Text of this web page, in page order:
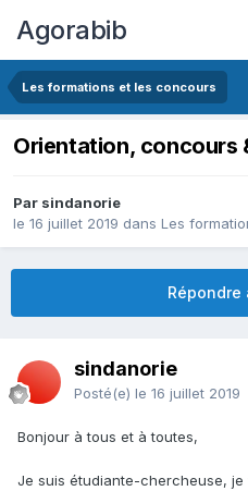
Agorabib
Les formations et les concours
Orientation, concours
Par sindanorie
le 16 juillet 2019 dans Les
Répondre
sindanorie
Posté(e) le 16 juillet 2019
Bonjour à tous et à toutes,
Je suis étudiante-chercheuse, je